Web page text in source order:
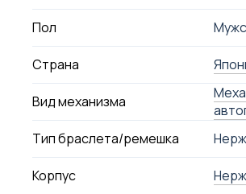
Пол
Страна
Вид механизма
Тип браслета/ремешка
Корпус